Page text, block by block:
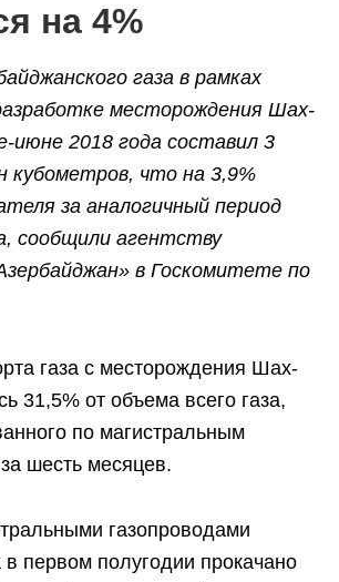
на 4%
газа в рамках
месторождения Шах-
июне 2018 года составил 3
кубометров, что на 3,9%
за аналогичный период
сообщили агентству
в Госкомитете по
газа с месторождения Шах-
31,5% от объема всего газа,
по магистральным
шесть месяцев.
газопроводами
первом полугодии прокачано